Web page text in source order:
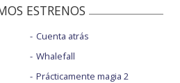
ESTRENOS
Cuenta atrás
Whalefall
Prácticamente magia 2